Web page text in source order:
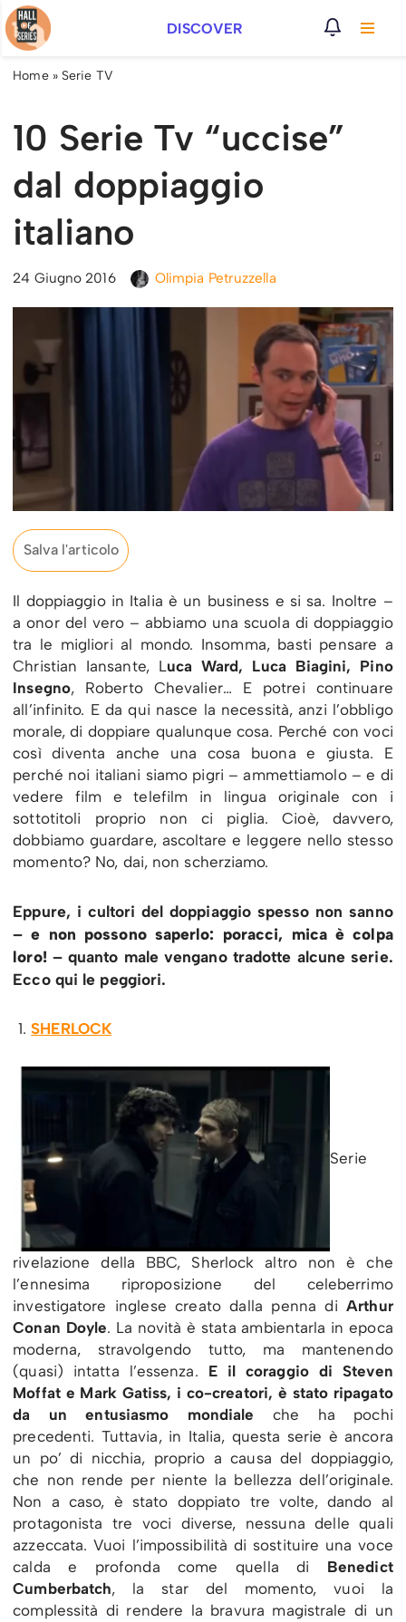
Vai
al
DISCOVER
Home» Serie TV
10 Serie Tv “uccise”
dal doppiaggio
italiano
24 Giugno 2016 Olimpia Petruzzella
Salva l'articolo
Il doppiaggio in Italia è un business e si sa. Inoltre –
a onor del vero – abbiamo una scuola di doppiaggio
tra le migliori al mondo. Insomma, basti pensare a
Christian Iansante, Luca Ward, Luca Biagini, Pino
Insegno, Roberto Chevalier… E potrei continuare
all’infinito. E da qui nasce la necessità, anzi l’obbligo
morale, di doppiare qualunque cosa. Perché con voci
così diventa anche una cosa buona e giusta. E
perché noi italiani siamo pigri – ammettiamolo – e di
vedere film e telefilm in lingua originale con i
sottotitoli proprio non ci piglia. Cioè, davvero,
dobbiamo guardare, ascoltare e leggere nello stesso
momento? No, dai, non scherziamo.
Eppure, i cultori del doppiaggio spesso non sanno
– e non possono saperlo: poracci, mica è colpa
loro!– quanto male vengano tradotte alcune serie.
Ecco qui le peggiori.
SHERLOCK
Serie
rivelazione della BBC, Sherlock altro non è che
l’ennesima riproposizione del celeberrimo
investigatore inglese creato dalla penna di Arthur
Conan Doyle. La novità è stata ambientarla in epoca
moderna, stravolgendo tutto, ma mantenendo
(quasi) intatta l’essenza. E il coraggio di Steven
Moffat e Mark Gatiss, i co-creatori, è stato ripagato
da un entusiasmo mondiale che ha pochi
precedenti. Tuttavia, in Italia, questa serie è ancora
un po’ di nicchia, proprio a causa del doppiaggio,
che non rende per niente la bellezza dell’originale.
Non a caso, è stato doppiato tre volte, dando al
protagonista tre voci diverse, nessuna delle quali
azzeccata. Vuoi l’impossibilità di sostituire una voce
calda e profonda come quella di Benedict
Cumberbatch, la star del momento, vuoi la
complessità di rendere la bravura magistrale di un